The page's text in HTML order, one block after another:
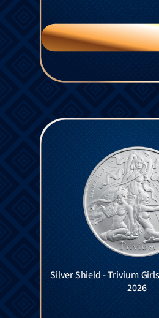
Silver Shield - Trivium
2026